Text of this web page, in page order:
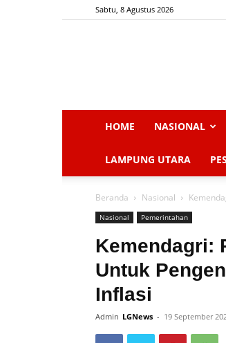
Sabtu, 8 Agustus 2026
HOME NASIONAL
LAMPUNG UTARA
Beranda Nasional
Nasional Pemerintahan
Kemendagri:
Untuk
Inflasi
Admin LGNews - 19 September